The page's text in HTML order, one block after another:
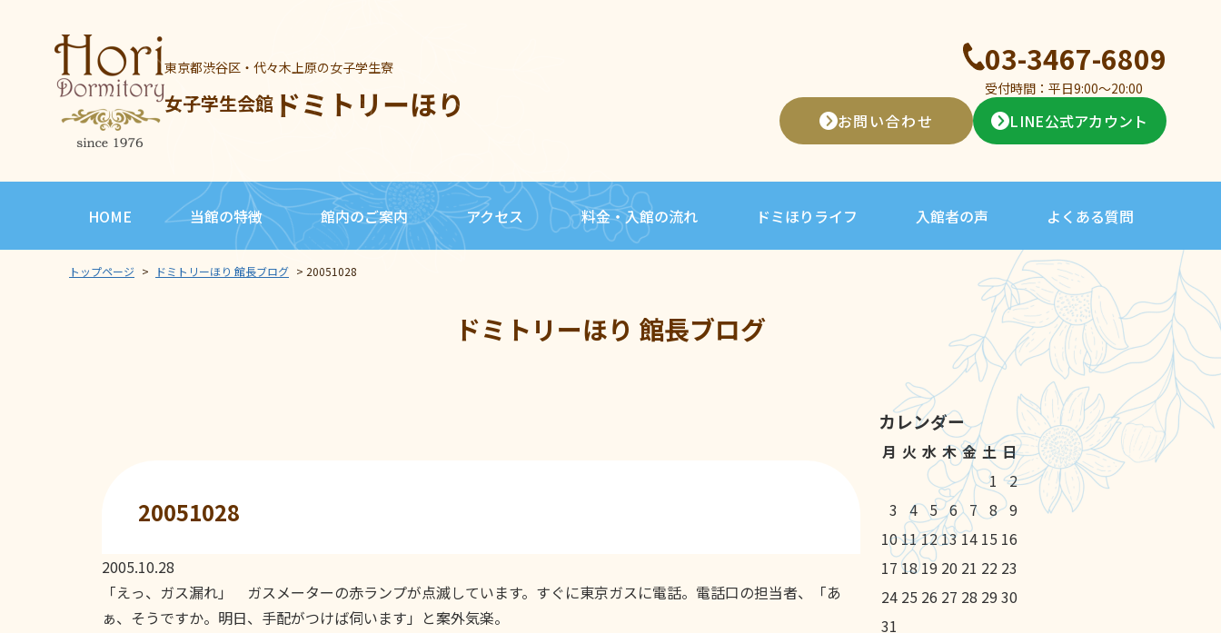
東京都渋谷区・代々木上原の女子学生寮
女子学生会館 ドミトリーほり
03-3467-6809
受付時間：平日9:00〜20:00
お問い合わせ LINE公式アカウント
HOME 当館の特徴 館内のご案内 アクセス 料金・入館の流れ ドミほりライフ 入館者の声 よくある質問
トップページ > ドミトリーほり 館長ブログ > 20051028
ドミトリーほり 館長ブログ
20051028
2005.10.28
「えっ、ガス漏れ」 ガスメーターの赤ランプが点滅しています。すぐに東京ガスに電話。電話口の担当者、「あ
ぁ、そうですか。明日、手配がつけば伺います」と案外気楽。
カレンダー
月 火 水 木 金 土 日
1
2
3 4 5 6 7 8 9
1011121314 15 16
17 18 19 20 21 22 23
24 25 26 27 28 2930
31